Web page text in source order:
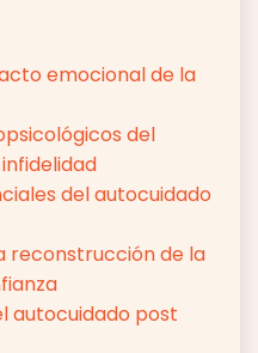
emocional de la
del
del autocuidado
reconstrucción de la
autocuidado post